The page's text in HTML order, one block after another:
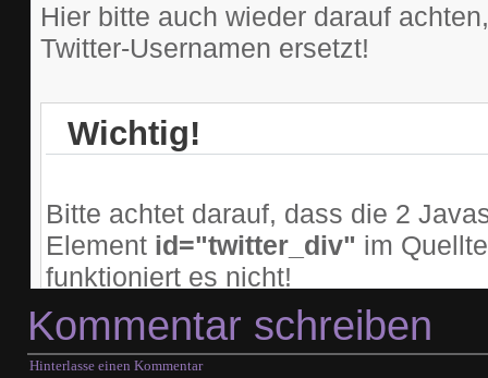
Hier bitte auch wieder darauf
Twitter-Usernamen ersetzt!
Wichtig!
Bitte achtet darauf, dass die 2
Element id="twitter_div" im
funktioniert es nicht!
Kommentar schreiben
Hinterlasse einen Kommentar